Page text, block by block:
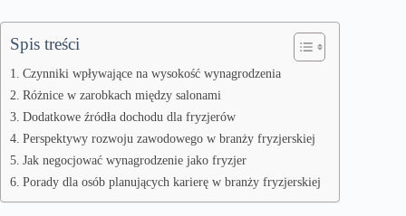
Spis treści
Czynniki wpływające na wysokość wynagrodzenia
Różnice w zarobkach między salonami
Dodatkowe źródła dochodu dla fryzjerów
Perspektywy rozwoju zawodowego w branży fryzjerskiej
Jak negocjować wynagrodzenie jako fryzjer
Porady dla osób planujących karierę w branży fryzjerskiej